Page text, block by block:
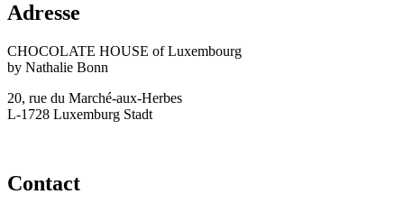
Adresse
CHOCOLATE HOUSE of Luxembourg
by Nathalie Bonn
20, rue du Marché-aux-Herbes
L-1728 Luxemburg Stadt
Contact